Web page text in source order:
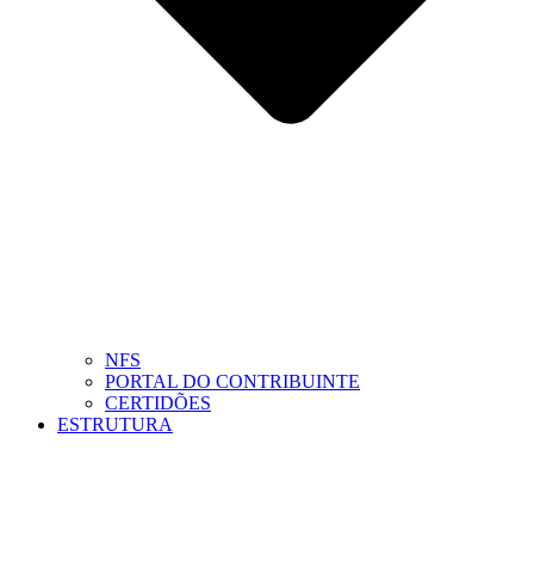
NFS
PORTAL DO CONTRIBUINTE
CERTIDÕES
ESTRUTURA